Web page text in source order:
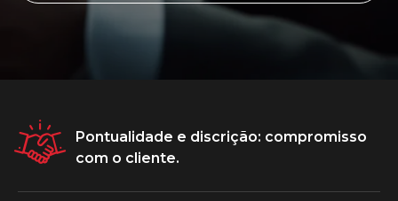
Pontualidade e discrição: compromisso
com o cliente.